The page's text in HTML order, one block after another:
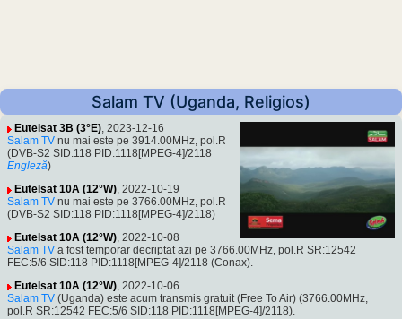
Salam TV (Uganda, Religios)
Eutelsat 3B (3°E), 2023-12-16
Salam TV nu mai este pe 3914.00MHz, pol.R
(DVB-S2 SID:118 PID:1118[MPEG-4]/2118
Engleză)
Eutelsat 10A (12°W), 2022-10-19
Salam TV nu mai este pe 3766.00MHz, pol.R
(DVB-S2 SID:118 PID:1118[MPEG-4]/2118)
Eutelsat 10A (12°W), 2022-10-08
Salam TV a fost temporar decriptat azi pe 3766.00MHz, pol.R SR:12542
FEC:5/6 SID:118 PID:1118[MPEG-4]/2118 (Conax).
Eutelsat 10A (12°W), 2022-10-06
Salam TV (Uganda) este acum transmis gratuit (Free To Air) (3766.00MHz,
pol.R SR:12542 FEC:5/6 SID:118 PID:1118[MPEG-4]/2118).